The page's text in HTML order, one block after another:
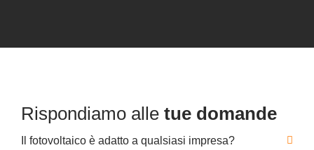
Rispondiamo alle tue domande
Il fotovoltaico è adatto a qualsiasi impresa?